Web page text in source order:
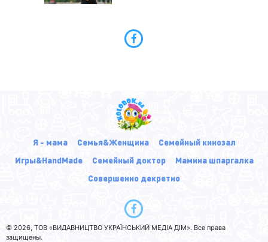
Я - мама Семья&Женщина
Семейный кинозал
Игры&HandMade
Семейный доктор
Мамина шпаргалка
Совершенно декретно
© 2026, ТОВ «ВИДАВНИЦТВО УКРАЇНСЬКИЙ МЕДІА ДІМ». Все права
защищены.